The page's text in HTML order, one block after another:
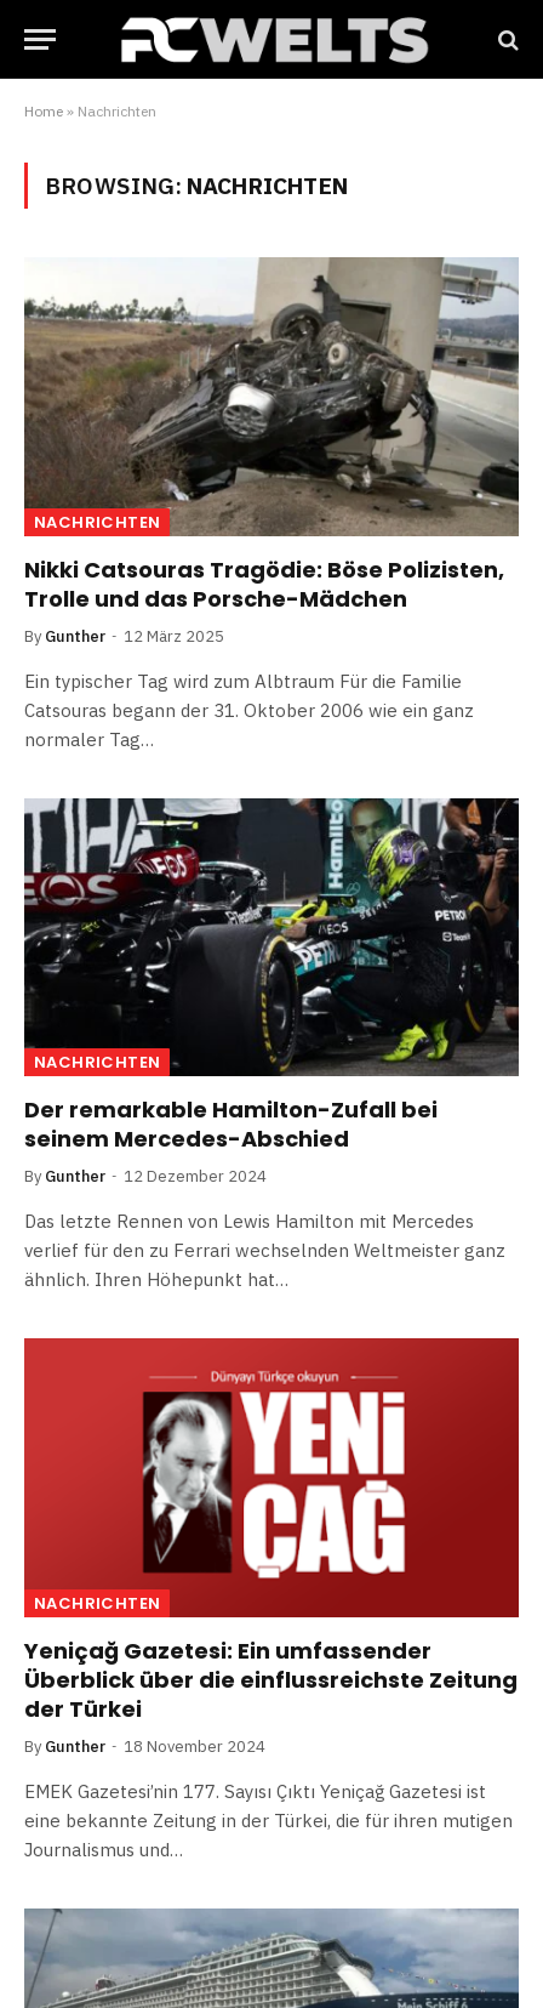
Home » Nachrichten
BROWSING: NACHRICHTEN
NACHRICHTEN
Nikki Catsouras Tragödie: Böse Polizisten,
Trolle und das Porsche-Mädchen
By Gunther 12 März 2025
Ein typischer Tag wird zum Albtraum Für die Familie
Catsouras begann der 31. Oktober 2006 wie ein ganz
normaler Tag…
NACHRICHTEN
Der remarkable Hamilton-Zufall bei
seinem Mercedes-Abschied
By Gunther 12 Dezember 2024
Das letzte Rennen von Lewis Hamilton mit Mercedes
verlief für den zu Ferrari wechselnden Weltmeister ganz
ähnlich. Ihren Höhepunkt hat…
NACHRICHTEN
Yeniçağ Gazetesi: Ein umfassender
Überblick über die einflussreichste Zeitung
der Türkei
By Gunther 18 November 2024
EMEK Gazetesi’nin 177. Sayısı Çıktı Yeniçağ Gazetesi ist
eine bekannte Zeitung in der Türkei, die für ihren mutigen
Journalismus und…